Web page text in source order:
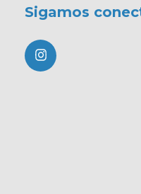
Sigamos